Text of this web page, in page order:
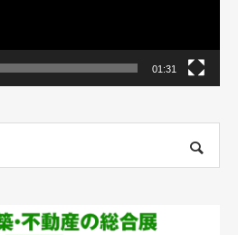
01:31